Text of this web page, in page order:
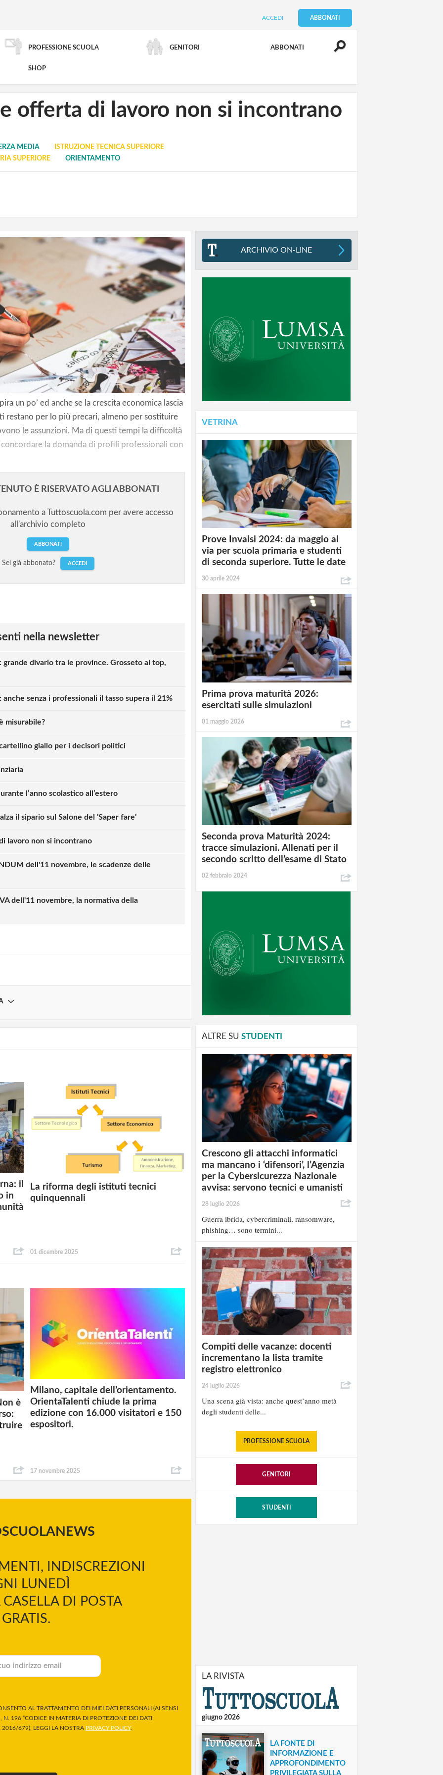
ACCEDI ABBONATI
PROFESSIONE SCUOLA GENITORI ABBONATI
SHOP
offerta di lavoro non si incontrano
MEDIA
ISTRUZIONE TECNICA SUPERIORE
SUPERIORE
ORIENTAMENTO
un po’ ed anche se la crescita economica lascia
restano per lo più precari, almeno per sostituire
le assunzioni. Ma di questi tempi la difficoltà
la domanda di profili professionali con
È RISERVATO AGLI ABBONATI
a Tuttoscuola.com per avere accesso
all'archivio completo
ABBONATI
Sei già abbonato? ACCEDI
nella newsletter
grande divario tra le province. Grosseto al top,
anche senza i professionali il tasso supera il 21%
misurabile?
giallo per i decisori politici
l’anno scolastico all’estero
il sipario sul Salone del 'Saper fare'
lavoro non si incontrano
dell'11 novembre, le scadenze delle
dell'11 novembre, la normativa della
possono commentare!
il
in
La riforma degli istituti tecnici
quinquennali
01 dicembre 2025
è
Milano, capitale dell’orientamento.
OrientaTalenti chiude la prima
edizione con 16.000 visitatori e 150
espositori.
17 novembre 2025
INDISCREZIONI
LUNEDÌ
DI POSTA
GRATIS.
AL TRATTAMENTO DEI MIEI DATI PERSONALI (AI SENSI
196 “CODICE IN MATERIA DI PROTEZIONE DEI DATI
2016/679). LEGGI LA NOSTRA PRIVACY POLICY.
ARCHIVIO ON-LINE
VETRINA
Prove Invalsi 2024: da maggio al
via per scuola primaria e studenti
di seconda superiore. Tutte le date
30 aprile 2024
Prima prova maturità 2026:
esercitati sulle simulazioni
01 maggio 2026
Seconda prova Maturità 2024:
tracce simulazioni. Allenati per il
secondo scritto dell’esame di Stato
02 febbraio 2024
ALTRE SU STUDENTI
Crescono gli attacchi informatici
ma mancano i ‘difensori’, l’Agenzia
per la Cybersicurezza Nazionale
avvisa: servono tecnici e umanisti
28 luglio 2026
Guerra ibrida, cybercriminali, ransomware,
phishing… sono termini...
Compiti delle vacanze: docenti
incrementano la lista tramite
registro elettronico
24 luglio 2026
Una scena già vista: anche quest’anno metà
degli studenti delle...
PROFESSIONE SCUOLA
GENITORI
STUDENTI
LA RIVISTA
giugno 2026
LA FONTE DI
INFORMAZIONE E
APPROFONDIMENTO
PRIVILEGIATA SULLA